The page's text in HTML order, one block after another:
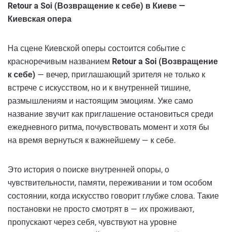
Retour a Soi (Возвращение к себе) в Киеве —
Киевская опера
На сцене Киевской оперы состоится событие с
красноречивым названием Retour a Soi (Возвращение
к себе) — вечер, приглашающий зрителя не только к
встрече с искусством, но и к внутренней тишине,
размышлениям и настоящим эмоциям. Уже само
название звучит как приглашение остановиться среди
ежедневного ритма, почувствовать момент и хотя бы
на время вернуться к важнейшему — к себе.
Это история о поиске внутренней опоры, о
чувствительности, памяти, переживании и том особом
состоянии, когда искусство говорит глубже слова. Такие
постановки не просто смотрят в — их проживают,
пропускают через себя, чувствуют на уровне